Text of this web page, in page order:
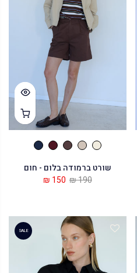
שורט ברמודה בלום - חום
190 ₪
150 ₪
SALE